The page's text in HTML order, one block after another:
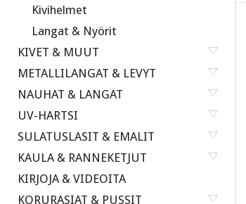
Kivihelmet
Langat & Nyörit
KIVET & MUUT
METALLILANGAT & LEVYT
NAUHAT & LANGAT
UV-HARTSI
SULATUSLASIT & EMALIT
KAULA & RANNEKETJUT
KIRJOJA & VIDEOITA
KORURASIAT & PUSSIT